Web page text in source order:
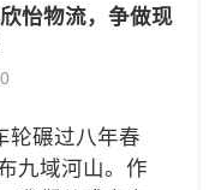
怡物流，争做现
碾过八年春
九域河山。作